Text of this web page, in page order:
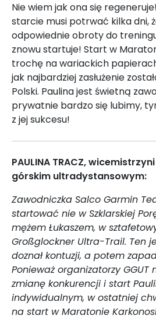
Nie wiem jak ona się
starcie musi potrwać kilka dni,
odpowiednie obroty do
znowu startuje! Start w
trochę na wariackich
jak najbardziej zasłużenie
Polski. Paulina jest świetną
prywatnie bardzo się lubimy,
z jej sukcesu!
PAULINA TRACZ,
górskim ultradystansowym:
Zawodniczka Salco Garmin
startować nie w Szklarskiej
mężem Łukaszem, w
Großglockner Ultra-Trail. Ten
doznał kontuzji, a potem
Ponieważ organizatorzy GGUT
zmianę konkurencji i start
indywidualnym, w ostatniej
na start w Maratonie